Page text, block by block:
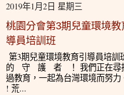
2019年1月2日 星期三
桃園分會第3期兒童環境教
導員培訓班
第3期兒童環境教育引導員
的 守 護 者 ！ 我們正在尋找
過教育，一起為台灣環境
! 荒...